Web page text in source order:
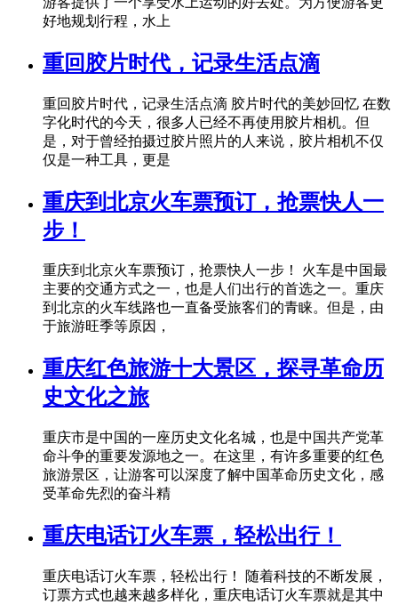
好地规划行程，水上
重回胶片时代，记录生活点滴
重回胶片时代，记录生活点滴 胶片时代的美妙回忆 在数
字化时代的今天，很多人已经不再使用胶片相机。但
是，对于曾经拍摄过胶片照片的人来说，胶片相机不仅
仅是一种工具，更是
重庆到北京火车票预订，抢票快人一
步！
重庆到北京火车票预订，抢票快人一步！ 火车是中国最
主要的交通方式之一，也是人们出行的首选之一。重庆
到北京的火车线路也一直备受旅客们的青睐。但是，由
于旅游旺季等原因，
重庆红色旅游十大景区，探寻革命历
史文化之旅
重庆市是中国的一座历史文化名城，也是中国共产党革
命斗争的重要发源地之一。在这里，有许多重要的红色
旅游景区，让游客可以深度了解中国革命历史文化，感
受革命先烈的奋斗精
重庆电话订火车票，轻松出行！
重庆电话订火车票，轻松出行！ 随着科技的不断发展，
订票方式也越来越多样化，重庆电话订火车票就是其中